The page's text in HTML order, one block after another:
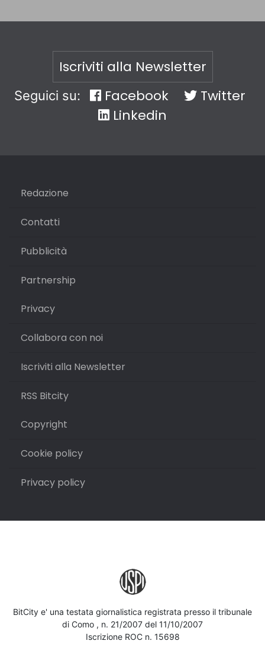
Iscriviti alla Newsletter
Seguici su: Facebook
Twitter
Linkedin
Redazione
Contatti
Pubblicità
Partnership
Privacy
Collabora con noi
Iscriviti alla Newsletter
RSS Bitcity
Copyright
Cookie policy
Privacy policy
BitCity e' una testata giornalistica registrata presso il tribunale
di Como , n. 21/2007 del 11/10/2007
Iscrizione ROC n. 15698